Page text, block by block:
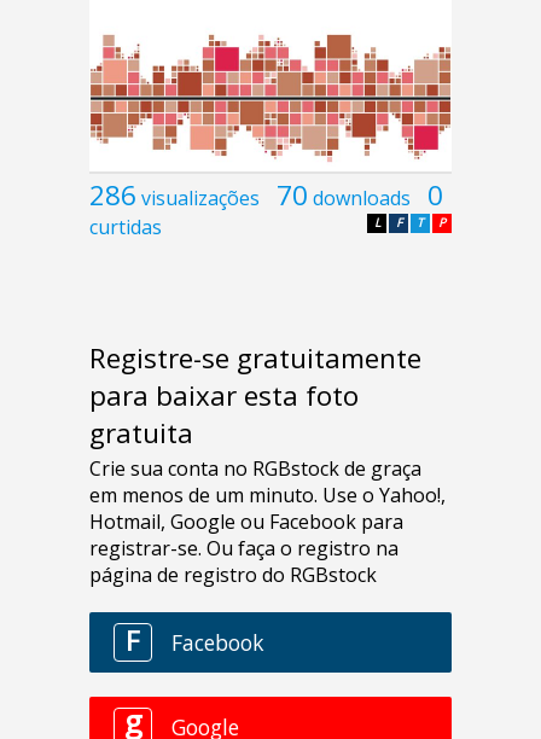
286 visualizações 70 downloads 0
curtidas P
T
F
L
Registre-se gratuitamente
para baixar esta foto
gratuita